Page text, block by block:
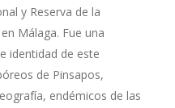
y Reserva de la
Málaga. Fue una
identidad de este
de Pinsapos,
endémicos de las